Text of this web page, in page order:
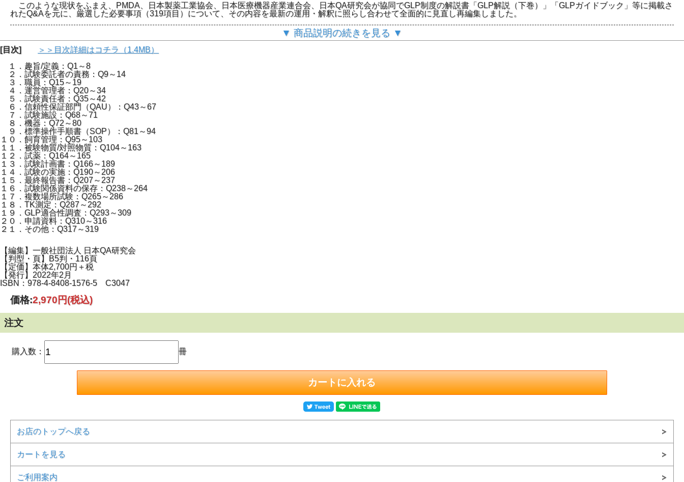
このような現状をふまえ、PMDA、日本製薬工業協会、日本医療機器産業連合会、日本QA研究会が協同でGLP制度の解説書「GLP解説（下巻）」「GLPガイドブック」等に掲載さ
れたQ&Aを元に、厳選した必要事項（319項目）について、その内容を最新の運用・解釈に照らし合わせて全面的に見直し再編集しました。
▼ 商品説明の続きを見る ▼
[目次]
＞＞目次詳細はコチラ（1.4MB）
１．趣旨/定義：Q1～8
２．試験委託者の責務：Q9～14
３．職員：Q15～19
４．運営管理者：Q20～34
５．試験責任者：Q35～42
６．信頼性保証部門（QAU）：Q43～67
７．試験施設：Q68～71
８．機器：Q72～80
９．標準操作手順書（SOP）：Q81～94
１０．飼育管理：Q95～103
１１．被験物質/対照物質：Q104～163
１２．試薬：Q164～165
１３．試験計画書：Q166～189
１４．試験の実施：Q190～206
１５．最終報告書：Q207～237
１６．試験関係資料の保存：Q238～264
１７．複数場所試験：Q265～286
１８．TK測定：Q287～292
１９．GLP適合性調査：Q293～309
２０．申請資料：Q310～316
２１．その他：Q317～319
【編集】一般社団法人 日本QA研究会
【判型・頁】B5判・116頁
【定価】本体2,700円＋税
【発行】2022年2月
ISBN：978-4-8408-1576-5 C3047
価格:2,970円(税込)
注文
購入数： 冊
お店のトップへ戻る
カートを見る
ご利用案内